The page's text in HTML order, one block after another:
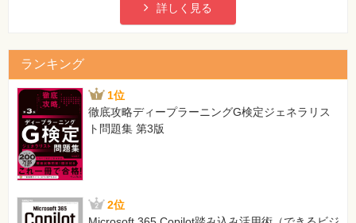
詳しく見る
ランキング
1位
徹底攻略ディープラーニングG検定ジェネラリス
ト問題集 第3版
2位